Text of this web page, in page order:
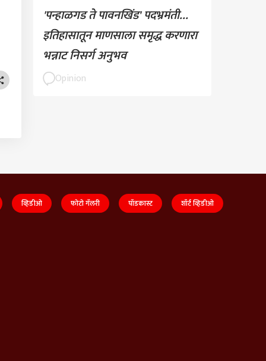
'पन्हाळगड ते पावनखिंड' पदभ्रमंती...
इतिहासातून माणसाला समृद्ध करणारा
भन्नाट निसर्ग अनुभव
Opinion
व्हिडीओ फोटो गॅलरी पॉडकास्ट शॉर्ट व्हिडीओ